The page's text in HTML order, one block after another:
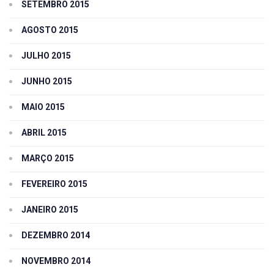
SETEMBRO 2015
AGOSTO 2015
JULHO 2015
JUNHO 2015
MAIO 2015
ABRIL 2015
MARÇO 2015
FEVEREIRO 2015
JANEIRO 2015
DEZEMBRO 2014
NOVEMBRO 2014